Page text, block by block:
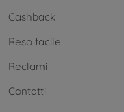
Cashback
Reso facile
Reclami
Contatti